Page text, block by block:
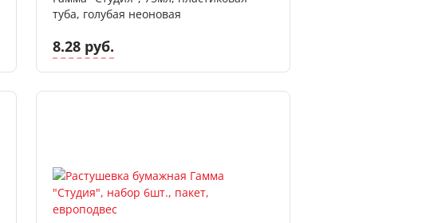
туба, голубая неоновая
8.28 руб.